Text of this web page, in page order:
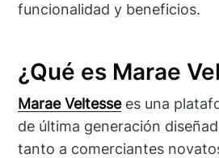
funcionalidad y beneficios.
¿Qué es Marae
Marae Veltessees una
de última generación
tanto a comerciantes